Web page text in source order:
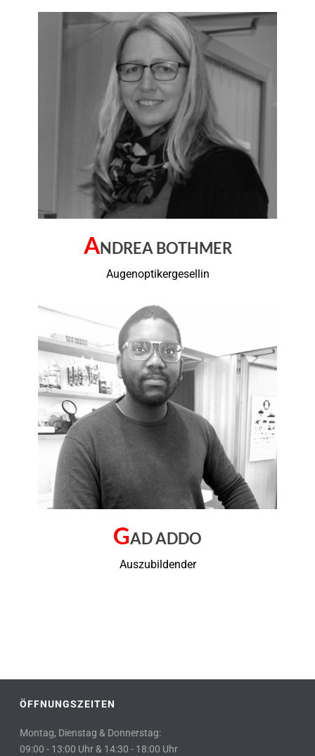
ANDREA BOTHMER
Augenoptikergesellin
GAD ADDO
Auszubildender
ÖFFNUNGSZEITEN
Montag, Dienstag & Donnerstag:
09:00 - 13:00 Uhr & 14:30 - 18:00 Uhr